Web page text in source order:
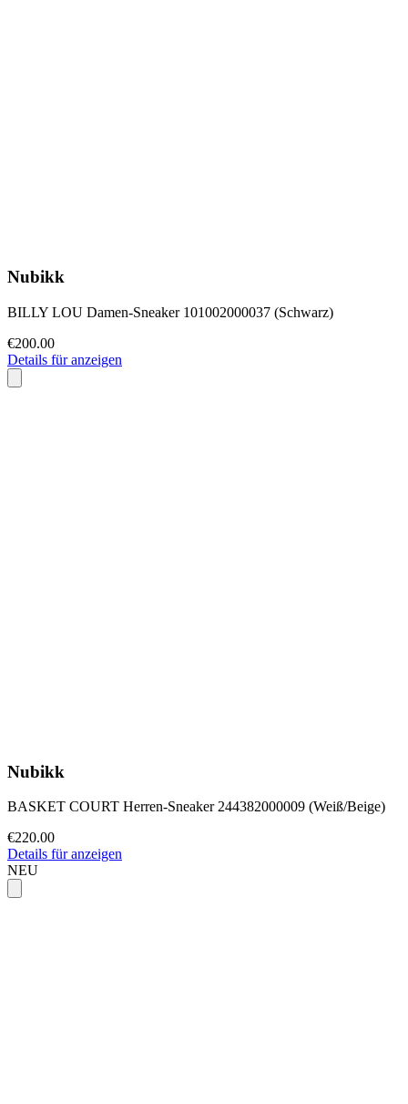
Nubikk
BILLY LOU Damen-Sneaker 101002000037 (Schwarz)
€200.00
Details für anzeigen
Nubikk
BASKET COURT Herren-Sneaker 244382000009 (Weiß/Beige)
€220.00
Details für anzeigen
NEU